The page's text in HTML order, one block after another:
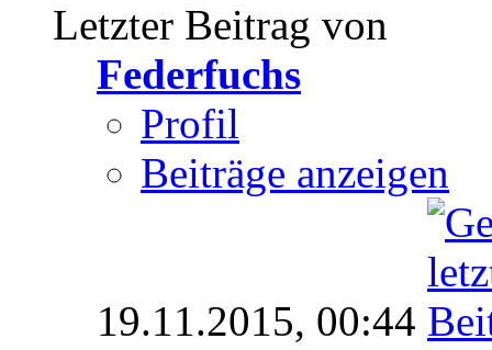
Letzter Beitrag von
Federfuchs
Profil
Beiträge anzeigen
19.11.2015, 00:44